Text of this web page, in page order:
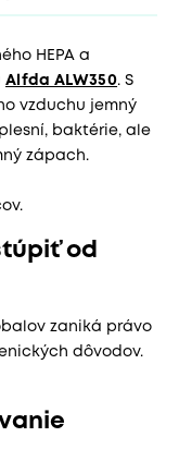
HEPA a
Alfda ALW350. S
vzduchu jemný
baktérie, ale
zápach.
od
zaniká právo
dôvodov.